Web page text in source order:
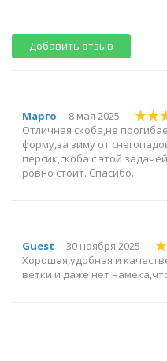
Добавить отзыв
Марго
8 мая 2025
Отличная скоба,не
форму,за зиму от
персик,скоба с этой
ровно стоит. Спасибо.
Guest
30 ноября 2025
Хорошая,удобная и
ветки и даже нет